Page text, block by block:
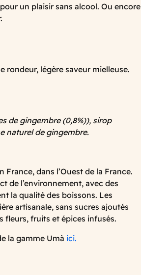
un plaisir sans alcool. Ou encore
rondeur, légère saveur mielleuse.
de gingembre (0,8%)), sirop
naturel de gingembre.
dans l’Ouest de la France.
de l’environnement, avec des
la qualité des boissons. Les
artisanale, sans sucres ajoutés
fleurs, fruits et épices infusés.
la gamme Umà ici.